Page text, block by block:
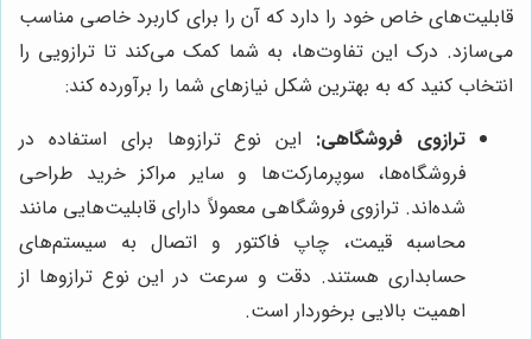
قابلیت‌های خاص خود را دارد که آن را برای کاربرد خاصی مناسب
می‌سازد. درک این تفاوت‌ها، به شما کمک می‌کند تا ترازویی را
انتخاب کنید که به بهترین شکل نیازهای شما را برآورده کند:
ترازوی فروشگاهی: این نوع ترازوها برای استفاده در
فروشگاه‌ها، سوپرمارکت‌ها و سایر مراکز خرید طراحی
شده‌اند. ترازوی فروشگاهی معمولاً دارای قابلیت‌هایی مانند
محاسبه قیمت، چاپ فاکتور و اتصال به سیستم‌های
حسابداری هستند. دقت و سرعت در این نوع ترازوها از
اهمیت بالایی برخوردار است.